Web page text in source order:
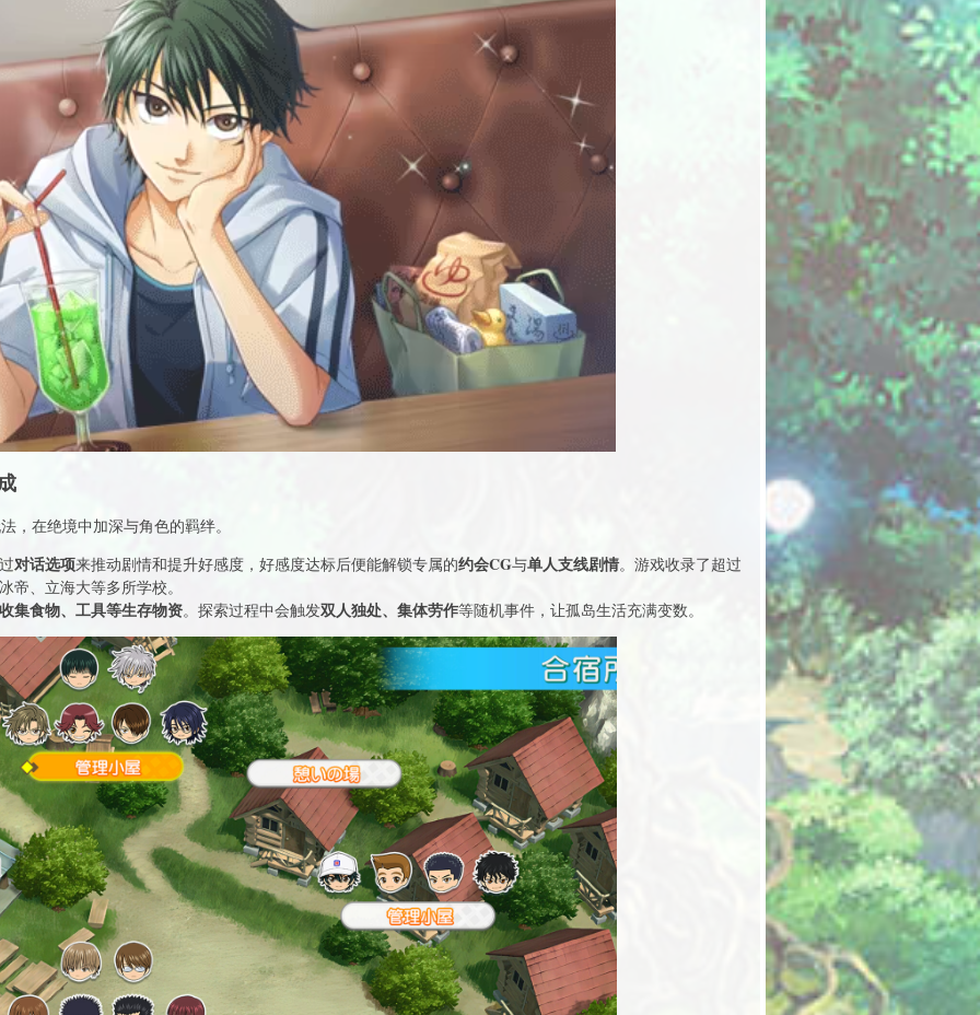
，在绝境中加深与角色的羁绊。
对话选项来推动剧情和提升好感度，好感度达标后便能解锁专属的约会CG与单人支线剧情。游戏收录了超过
帝、立海大等多所学校。
收集食物、工具等生存物资。探索过程中会触发双人独处、集体劳作等随机事件，让孤岛生活充满变数。